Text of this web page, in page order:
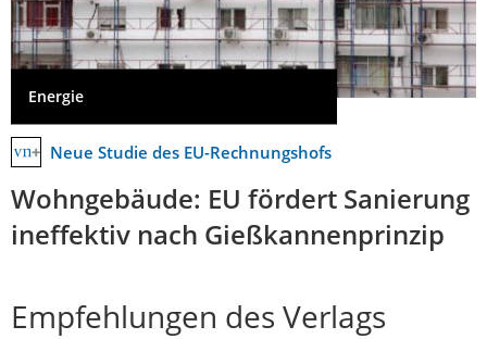
Energie
Neue Studie des EU-Rechnungshofs
Wohngebäude: EU fördert Sanierung
ineffektiv nach Gießkannenprinzip
Empfehlungen des Verlags